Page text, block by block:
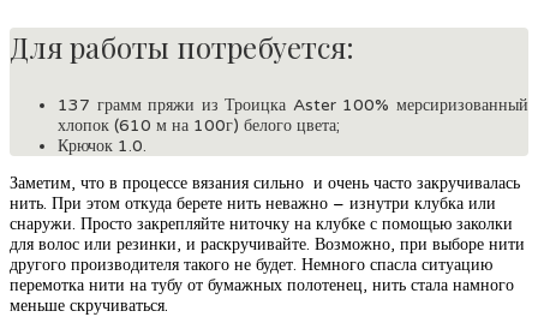
Для работы потребуется:
137 грамм пряжи из Троицка Aster 100% мерсиризованный
хлопок (610 м на 100г) белого цвета;
Крючок 1.0.
Заметим, что в процессе вязания сильно и очень часто закручивалась
нить. При этом откуда берете нить неважно – изнутри клубка или
снаружи. Просто закрепляйте ниточку на клубке с помощью заколки
для волос или резинки, и раскручивайте. Возможно, при выборе нити
другого производителя такого не будет. Немного спасла ситуацию
перемотка нити на тубу от бумажных полотенец, нить стала намного
меньше скручиваться.